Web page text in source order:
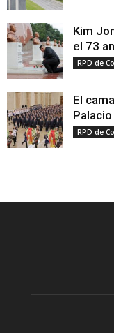
Kim
el 73
RPD de
El
RPD de